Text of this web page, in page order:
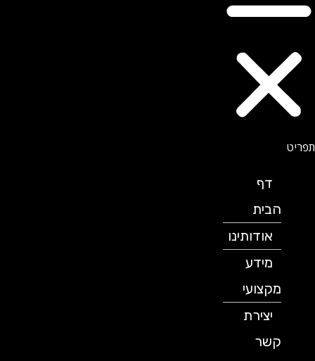
הבית
אודותינו
מידע
מקצועי
יצירת
קשר